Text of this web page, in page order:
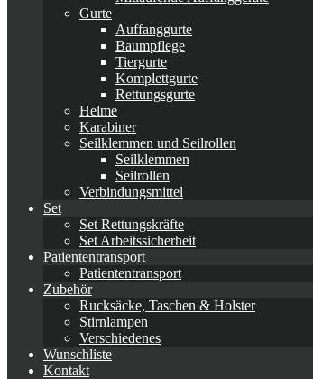
Gurte
Auffanggurte
Baumpflege
Tiergurte
Komplettgurte
Rettungsgurte
Helme
Karabiner
Seilklemmen und Seilrollen
Seilklemmen
Seilrollen
Verbindungsmittel
Set
Set Rettungskräfte
Set Arbeitssicherheit
Patiententransport
Patiententransport
Zubehör
Rucksäcke, Taschen & Holster
Stirnlampen
Verschiedenes
Wunschliste
Kontakt